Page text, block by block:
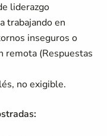
liderazgo
trabajando en
inseguros o
remota (Respuestas
no exigible.